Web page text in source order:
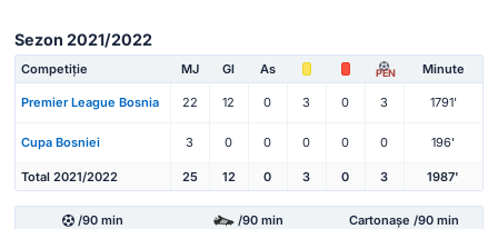
Sezon 2021/2022
Competiție MJ Gl As PEN Minute
Premier League Bosnia 22 12 0 3 0 3 1791'
Cupa Bosniei 3 0 0 0 0 0 196'
Total 2021/2022 25 12 0 3 0 3 1987'
/90 min /90 min Cartonașe /90 min